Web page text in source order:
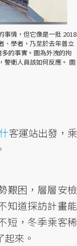
事情，但它像是一批 2018
、學者，乃至於去年普立
的事實。圖為外洩的拘
警衛人員該如何反應。 圖
客運站出發，乘
艱困，層層安檢
知道探訪計畫能
短，冬季乘客稀
來。